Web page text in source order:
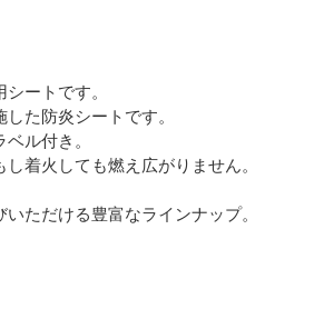
ートです。
た防炎シートです。
ル付き。
着火しても燃え広がりません。
ただける豊富なラインナップ。